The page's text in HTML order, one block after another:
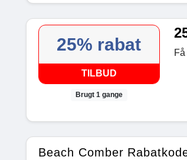
25% rabat
TILBUD
Brugt 1 gange
Beach Comber